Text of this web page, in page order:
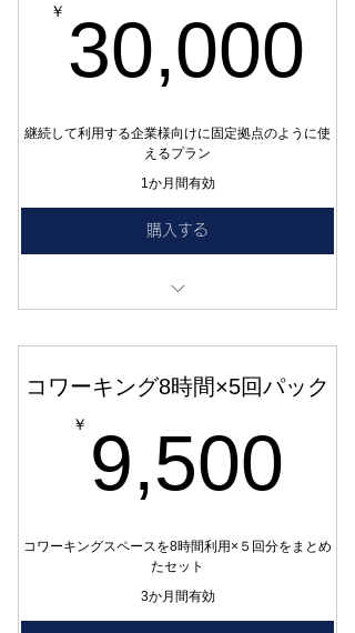
￥ 30,000
継続して利用する企業様向けに固定拠点のように使
えるプラン
1か月間有効
購入する
6時間×月4回利用可能なプラン
このチケットは30日間有効です。自動更新で
はありません。来月もご利用の際は再度ご購
入ください。
コワーキング8時間×5回パック
￥ 9,500
コワーキングスペースを8時間利用×５回分をまとめ
たセット
3か月間有効